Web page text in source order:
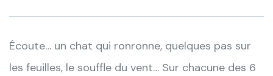
Écoute… un chat qui ronronne, quelques pas sur
les feuilles, le souffle du vent… Sur chacune des 6